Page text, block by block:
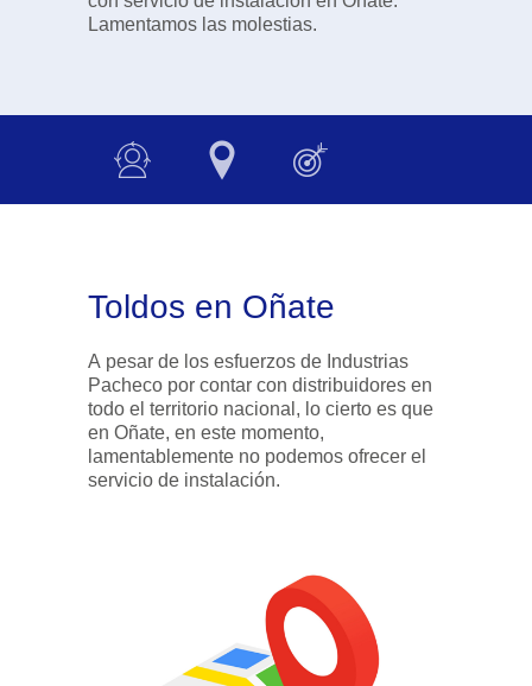
Lamentamos las molestias.
Toldos en Oñate
A pesar de los esfuerzos de Industrias
Pacheco por contar con distribuidores en
todo el territorio nacional, lo cierto es que
en Oñate, en este momento,
lamentablemente no podemos ofrecer el
servicio de instalación.